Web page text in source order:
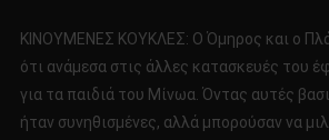
ΚΙΝΟΥΜΕΝΕΣ ΚΟΥΚΛΕΣ: Ο Όμηρος και ο
ότι ανάμεσα στις άλλες κατασκευές του
για τα παιδιά του Μίνωα. Όντας αυτές
ήταν συνηθισμένες, αλλά μπορούσαν να